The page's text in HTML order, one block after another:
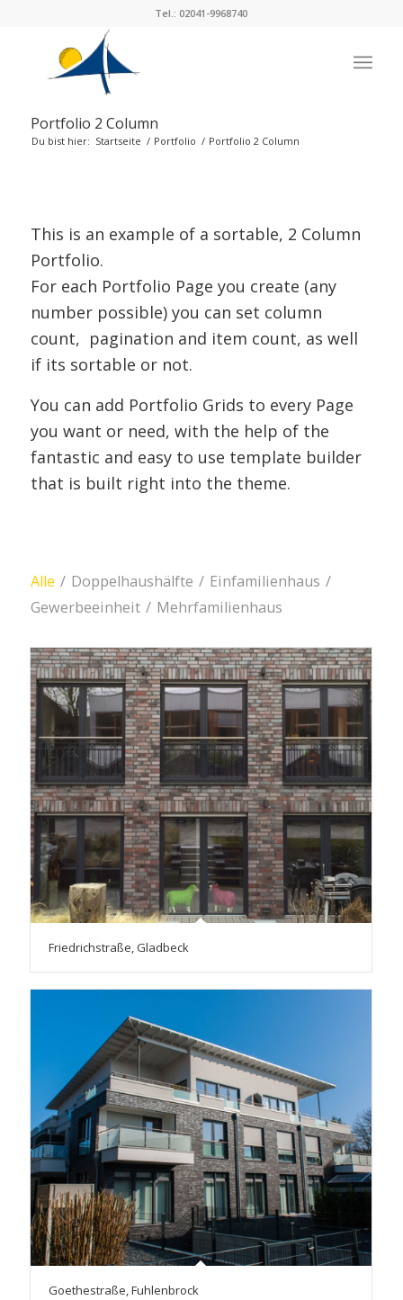
Tel.: 02041-9968740
Portfolio 2 Column
Du bist hier: Startseite / Portfolio / Portfolio 2 Column
This is an example of a sortable, 2 Column
Portfolio.
For each Portfolio Page you create (any
number possible) you can set column
count, pagination and item count, as well
if its sortable or not.
You can add Portfolio Grids to every Page
you want or need, with the help of the
fantastic and easy to use template builder
that is built right into the theme.
Alle / Doppelhaushälfte / Einfamilienhaus /
Gewerbeeinheit / Mehrfamilienhaus
Friedrichstraße, Gladbeck
Goethestraße, Fuhlenbrock